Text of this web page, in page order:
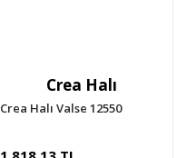
Crea Halı
Crea Halı Valse 12550